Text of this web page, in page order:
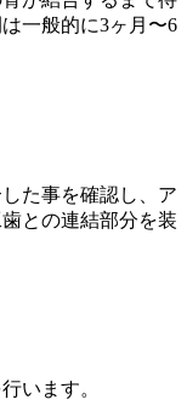
一般的に3ヶ月〜6
た事を確認し、ア
との連結部分を装
います。